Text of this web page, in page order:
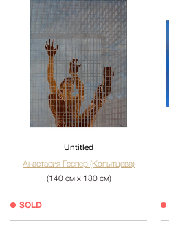
Untitled
Анастасия Геспер (Копытцева)
(140 см х 180 см)
SOLD